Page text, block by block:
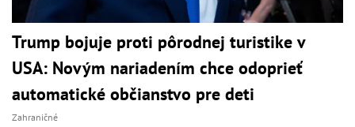
Trump bojuje proti pôrodnej turistike v
USA: Novým nariadením chce odoprieť
automatické občianstvo pre deti
Zahraničné